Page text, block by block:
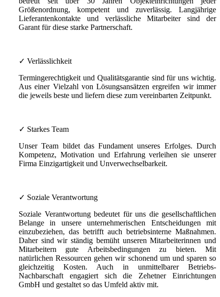
Größenordnung, kompetent und zuverlässig. Langjährige
Lieferantenkontakte und verlässliche Mitarbeiter sind der
Garant für diese starke Partnerschaft.
✓ Verlässlichkeit
Termingerechtigkeit und Qualitätsgarantie sind für uns wichtig.
Aus einer Vielzahl von Lösungsansätzen ergreifen wir immer
die jeweils beste und liefern diese zum vereinbarten Zeitpunkt.
✓ Starkes Team
Unser Team bildet das Fundament unseres Erfolges. Durch
Kompetenz, Motivation und Erfahrung verleihen sie unserer
Firma Einzigartigkeit und Unverwechselbarkeit.
✓ Soziale Verantwortung
Soziale Verantwortung bedeutet für uns die gesellschaftlichen
Belange in unsere unternehmerischen Entscheidungen mit
einzubeziehen, das betrifft auch betriebsinterne Maßnahmen.
Daher sind wir ständig bemüht unseren Mitarbeiterinnen und
Mitarbeitern gute Arbeitsbedingungen zu bieten. Mit
natürlichen Ressourcen gehen wir schonend um und sparen so
gleichzeitig Kosten. Auch in unmittelbarer Betriebs-
Nachbarschaft engagiert sich die Zehetner Einrichtungen
GmbH und gestaltet so das Umfeld aktiv mit.